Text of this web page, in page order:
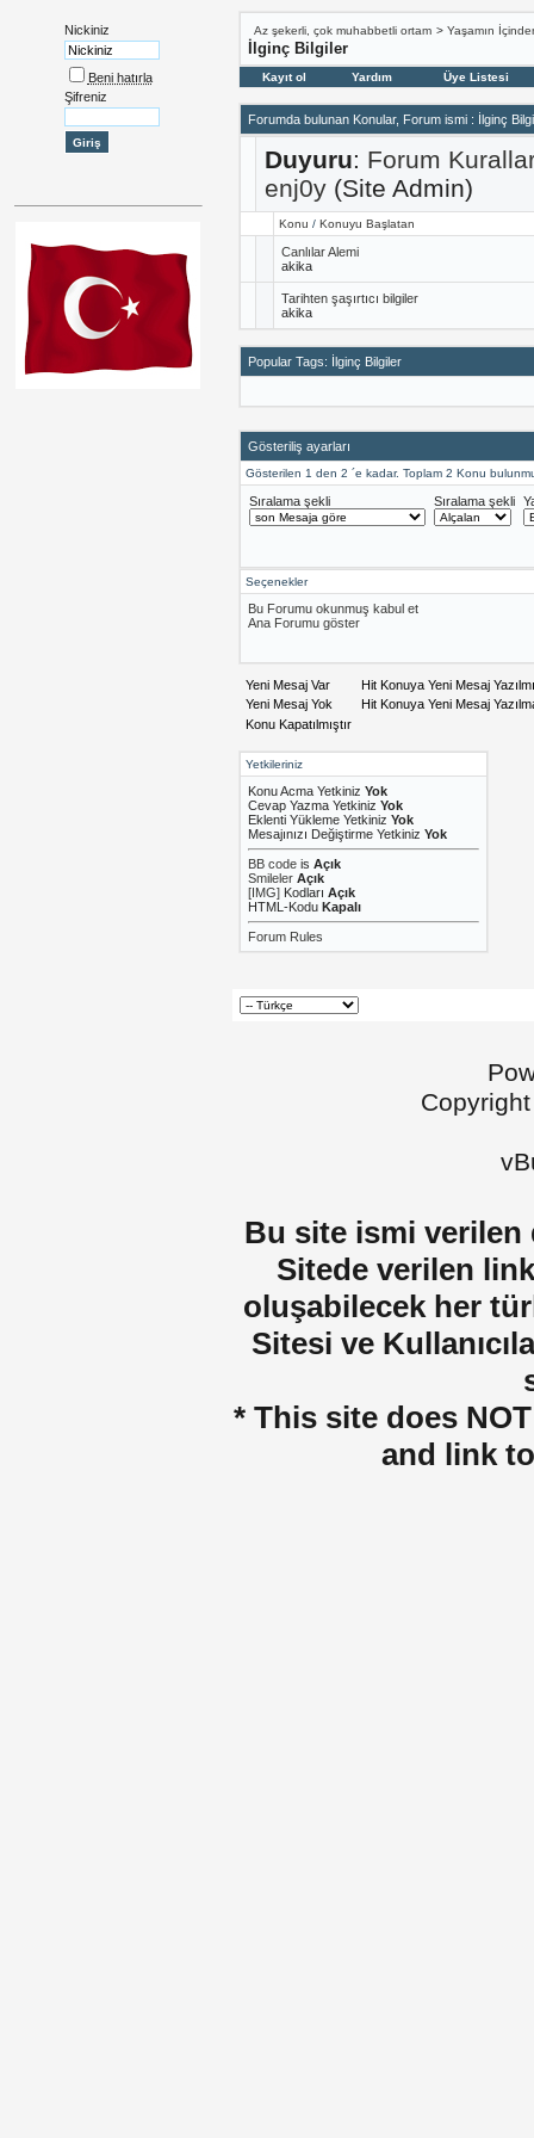
Nickiniz
Beni hatırla
Şifreniz
Az şekerli, çok muhabbetli ortam > Yaşamın
İlginç Bilgiler
Kayıt ol Yardım Üye Listesi
Forumda bulunan Konular, Forum ismi : İlginç
Duyuru: Forum
enj0y (Site Admin)
Konu / Konuyu Başlatan
Canlılar Alemi
akika
Tarihten şaşırtıcı bilgiler
akika
Popular Tags: İlginç Bilgiler
Gösteriliş ayarları
Gösterilen 1 den 2 ´e kadar. Toplam 2 Konu
Sıralama şekli Sıralama şekli
Seçenekler
Bu Forumu okunmuş kabul et
Ana Forumu göster
Yeni Mesaj Var
Hit Konuya Yeni Mesaj
Yeni Mesaj Yok
Hit Konuya Yeni Mesaj
Konu Kapatılmıştır
Yetkileriniz
Konu Acma Yetkiniz Yok
Cevap Yazma Yetkiniz Yok
Eklenti Yükleme Yetkiniz Yok
Mesajınızı Değiştirme Yetkiniz Yok
BB code is Açık
Smileler Açık
[IMG] Kodları Açık
HTML-Kodu Kapalı
Forum Rules
Bu site ismi verilen
Sitede verilen
oluşabilecek her
Sitesi ve
* This site does
and link